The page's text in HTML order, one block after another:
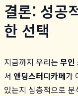
결론: 성공
한 선택
지금까지 우리는 무인
서 앤딩스터디카페가
있는지 심층적으로